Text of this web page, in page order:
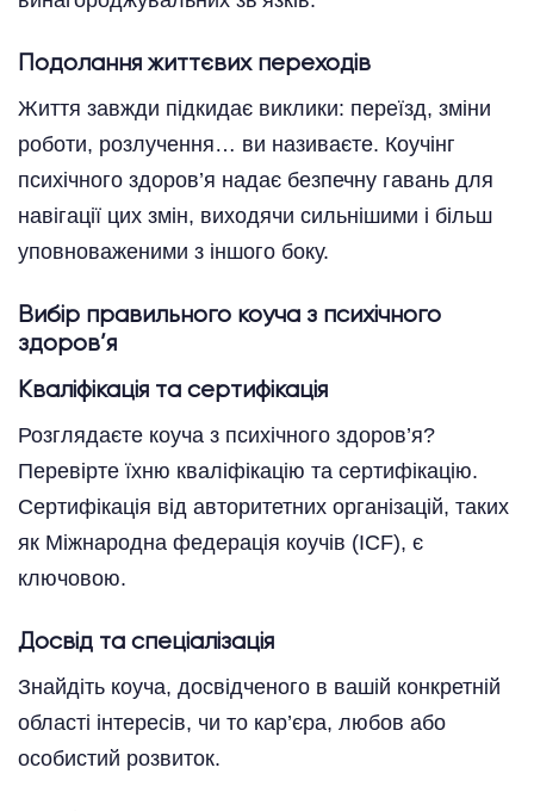
Подолання життєвих переходів
Життя завжди підкидає виклики: переїзд, зміни
роботи, розлучення… ви називаєте. Коучінг
психічного здоров’я надає безпечну гавань для
навігації цих змін, виходячи сильнішими і більш
уповноваженими з іншого боку.
Вибір правильного коуча з психічного
здоров’я
Кваліфікація та сертифікація
Розглядаєте коуча з психічного здоров’я?
Перевірте їхню кваліфікацію та сертифікацію.
Сертифікація від авторитетних організацій, таких
як Міжнародна федерація коучів (ICF), є
ключовою.
Досвід та спеціалізація
Знайдіть коуча, досвідченого в вашій конкретній
області інтересів, чи то кар’єра, любов або
особистий розвиток.